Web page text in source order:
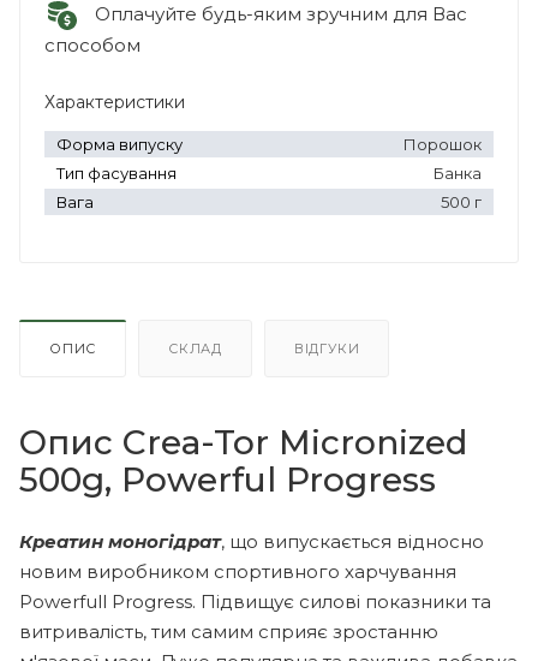
Оплачуйте будь-яким зручним для Вас
способом
Характеристики
Форма випуску
Порошок
Тип фасування
Банка
Вага
500 г
ОПИС СКЛАД ВІДГУКИ
Опис Crea-Tor Micronized
500g, Powerful Progress
Креатин моногідрат, що випускається відносно
новим виробником спортивного харчування
Powerfull Progress. Підвищує силові показники та
витривалість, тим самим сприяє зростанню